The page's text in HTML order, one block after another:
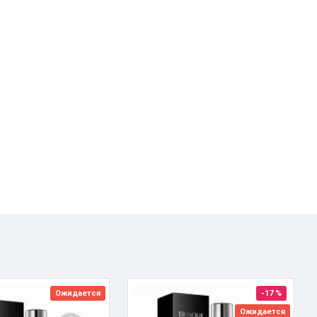
Ожидается
-17 %
Ожидается